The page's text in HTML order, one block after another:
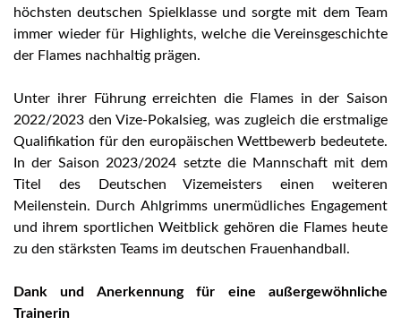
höchsten deutschen Spielklasse und sorgte mit dem Team
immer wieder für Highlights, welche die Vereinsgeschichte
der Flames nachhaltig prägen.
Unter ihrer Führung erreichten die Flames in der Saison
2022/2023 den Vize-Pokalsieg, was zugleich die erstmalige
Qualifikation für den europäischen Wettbewerb bedeutete.
In der Saison 2023/2024 setzte die Mannschaft mit dem
Titel des Deutschen Vizemeisters einen weiteren
Meilenstein. Durch Ahlgrimms unermüdliches Engagement
und ihrem sportlichen Weitblick gehören die Flames heute
zu den stärksten Teams im deutschen Frauenhandball.
Dank und Anerkennung für eine außergewöhnliche
Trainerin